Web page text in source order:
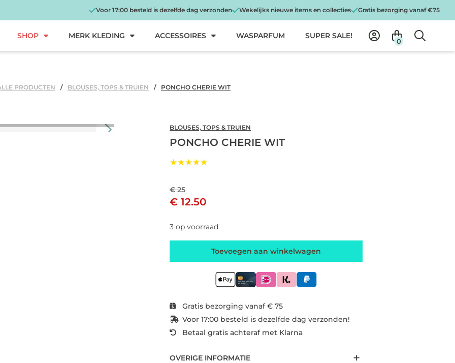
Voor 17:00 besteld is dezelfde dag verzonden Wekelijks nieuwe items en collecties Gratis bezorging vanaf €75
SHOP MERK KLEDING ACCESSOIRES WASPARFUM SUPER SALE!
0
PRODUCTEN BLOUSES, TOPS & TRUIEN PONCHO CHERIE WIT
BLOUSES, TOPS & TRUIEN
PONCHO CHERIE WIT
★★★★★
€ 25
€ 12.50
3 op voorraad
Toevoegen aan winkelwagen
Gratis bezorging vanaf € 75
Voor 17:00 besteld is dezelfde dag verzonden!
Betaal gratis achteraf met Klarna
OVERIGE INFORMATIE